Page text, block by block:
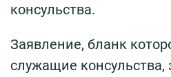
консульства.
Заявление, бланк
служащие консульства,